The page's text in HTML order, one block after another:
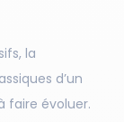
la
d’un
faire évoluer.